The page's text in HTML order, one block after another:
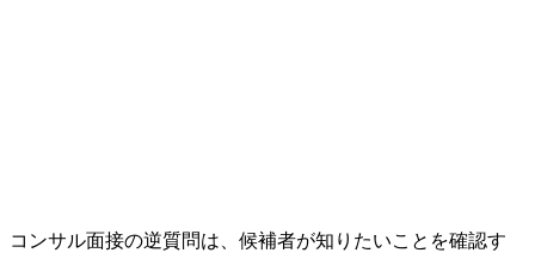
ます。
・マネジャー以上からの
コンサル面接の逆質問は、候補者が知りたいことを確認す